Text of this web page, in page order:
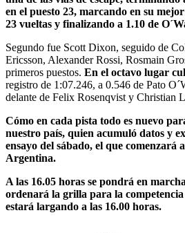
en el puesto 23, marcando en su
23 vueltas y finalizando a 1.10 de
Segundo fue Scott Dixon, seguido de
Ericsson, Alexander Rossi, Rosmain
primeros puestos. En el octavo lugar
registro de 1:07.246, a 0.546 de Pato
delante de Felix Rosenqvist y Christian
Cómo en cada pista todo es nuevo
nuestro país, quien acumuló datos y
ensayo del sábado, el que comenzará
Argentina.
A las 16.05 horas se pondrá en
ordenará la grilla para la
estará largando a las 16.00 horas.